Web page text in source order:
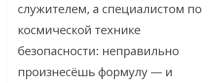
служителем, а специалистом по
космической технике
безопасности: неправильно
произнесёшь формулу — и